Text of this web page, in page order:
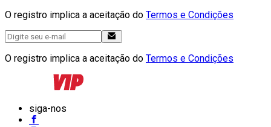
O registro implica a aceitação do Termos e Condições
O registro implica a aceitação do Termos e Condições
siga-nos